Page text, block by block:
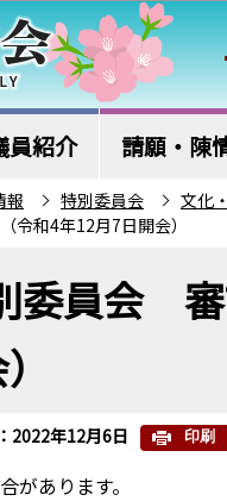
員紹介 請願・陳
報 特別委員会 文化
和4年12月7日開会）
委員会
2022年12月6日 印刷
があります。